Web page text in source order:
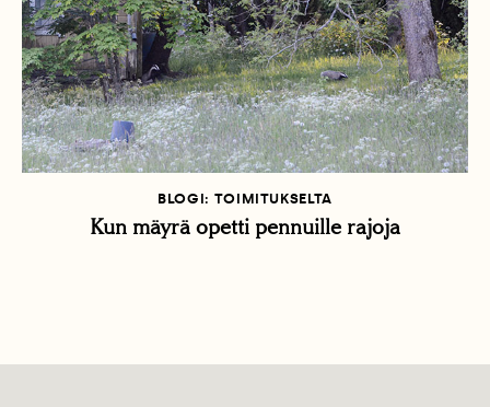
BLOGI: TOIMITUKSELTA
Kun mäyrä opetti pennuille rajoja